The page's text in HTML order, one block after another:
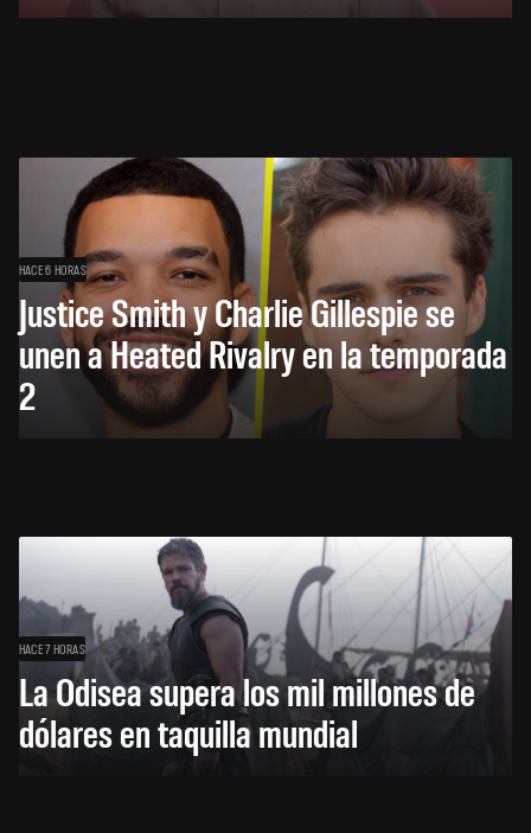
HACE 6 HORAS
Justice Smith y Charlie Gillespie se
unen a Heated Rivalry en la temporada
2
HACE 7 HORAS
La Odisea supera los mil millones de
dólares en taquilla mundial